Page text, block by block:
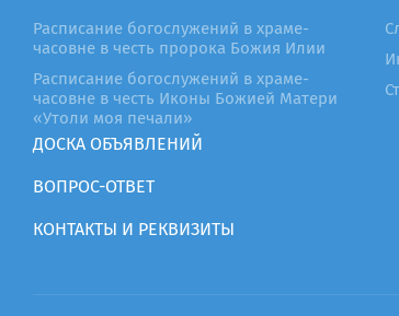
Расписание богослужений в храме-
часовне в честь пророка Божия Илии
Расписание богослужений в храме-
часовне в честь Иконы Божией Матери
«Утоли моя печали»
ДОСКА ОБЪЯВЛЕНИЙ
ВОПРОС-ОТВЕТ
КОНТАКТЫ И РЕКВИЗИТЫ